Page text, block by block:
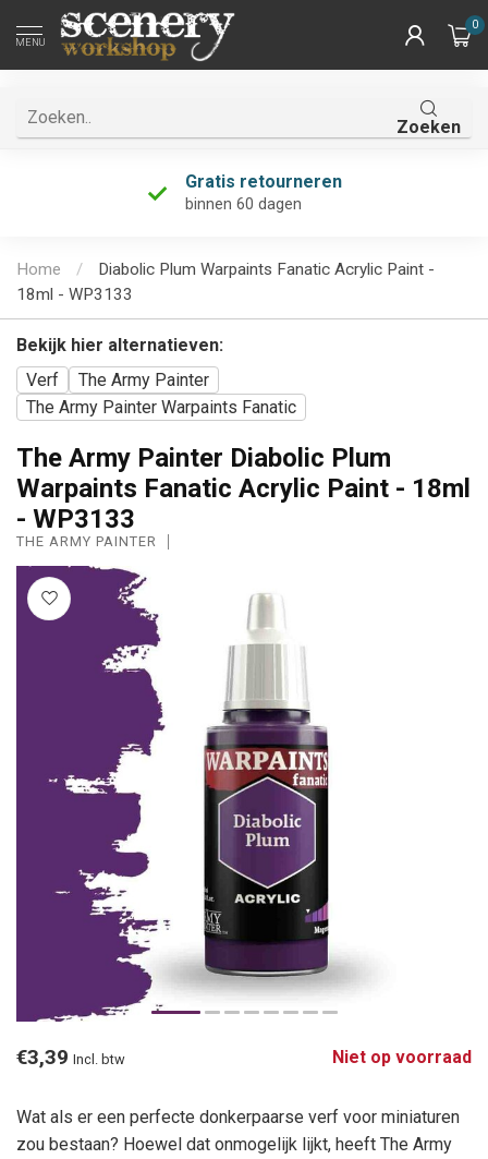
MENU
0
Zoeken
Gratis retourneren
binnen 60 dagen
Home /
Diabolic Plum Warpaints Fanatic Acrylic Paint -
18ml - WP3133
Bekijk hier alternatieven:
Verf
The Army Painter
The Army Painter Warpaints Fanatic
The Army Painter Diabolic Plum
Warpaints Fanatic Acrylic Paint - 18ml
- WP3133
THE ARMY PAINTER
€3,39 Incl. btw Niet op voorraad
Wat als er een perfecte donkerpaarse verf voor miniaturen
zou bestaan? Hoewel dat onmogelijk lijkt, heeft The Army